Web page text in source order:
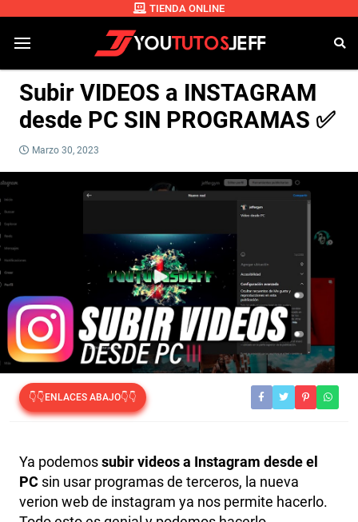
TIENDA ONLINE
Subir VIDEOS a INSTAGRAM
desde PC SIN PROGRAMAS ✅
Marzo 30, 2023
👇👇ENLACES ABAJO👇👇
Ya podemossubir videos a Instagram desde el
PC sin usar programas de terceros, la nueva
verion web de instagram ya nos permite hacerlo.